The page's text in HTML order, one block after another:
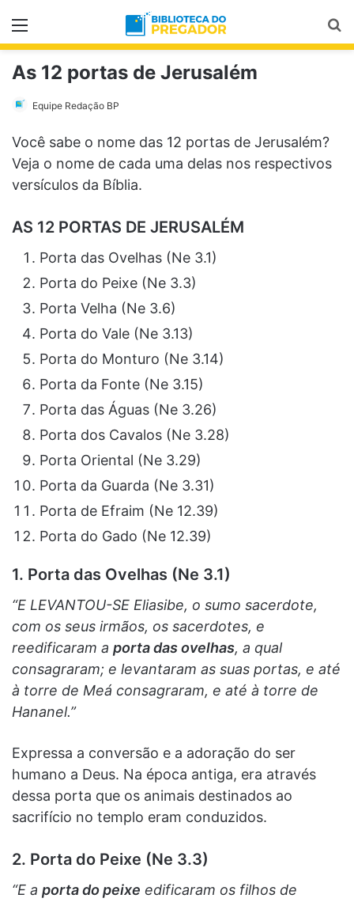
Menu
As 12 portas de Jerusalém
Equipe Redação BP
Você sabe o nome das 12 portas de Jerusalém?
Veja o nome de cada uma delas nos respectivos
versículos da Bíblia.
AS 12 PORTAS DE JERUSALÉM
Porta das Ovelhas (Ne 3.1)
Porta do Peixe (Ne 3.3)
Porta Velha (Ne 3.6)
Porta do Vale (Ne 3.13)
Porta do Monturo (Ne 3.14)
Porta da Fonte (Ne 3.15)
Porta das Águas (Ne 3.26)
Porta dos Cavalos (Ne 3.28)
Porta Oriental (Ne 3.29)
Porta da Guarda (Ne 3.31)
Porta de Efraim (Ne 12.39)
Porta do Gado (Ne 12.39)
1. Porta das Ovelhas (Ne 3.1)
“E LEVANTOU-SE Eliasibe, o sumo sacerdote,
com os seus irmãos, os sacerdotes, e
reedificaram a porta das ovelhas, a qual
consagraram; e levantaram as suas portas, e até
à torre de Meá consagraram, e até à torre de
Hananel.”
Expressa a conversão e a adoração do ser
humano a Deus. Na época antiga, era através
dessa porta que os animais destinados ao
sacrifício no templo eram conduzidos.
2. Porta do Peixe (Ne 3.3)
“E a porta do peixe edificaram os filhos de